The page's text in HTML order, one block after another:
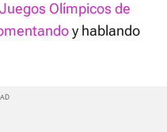
Olímpicos de
y hablando